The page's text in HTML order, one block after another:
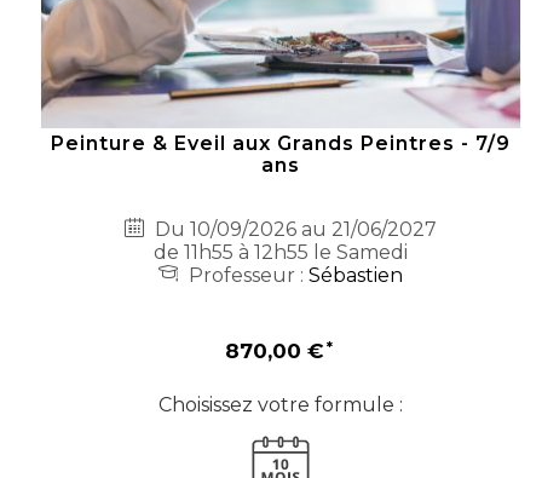
Peinture & Eveil aux Grands Peintres - 7/9
ans
Du 10/09/2026 au 21/06/2027
de 11h55 à 12h55 le Samedi
Professeur :Sébastien
870,00 €
Choisissez votre formule :